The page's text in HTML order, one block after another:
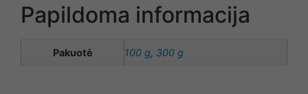
Papildoma informacija
Pakuotė 100 g, 300 g